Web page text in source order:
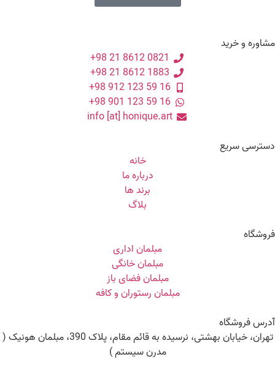
مشاوره و خرید
0821 8612 21 98+
1883 8612 21 98+
16 59 123 912 98+
16 59 123 901 98+
info [at] honique.art
دسترسی سریع
خانه
درباره ما
برند ها
بلاگ
فروشگاه
مبلمان اداری
مبلمان خانگی
مبلمان فضای باز
مبلمان رستوران و کافه
آدرس فروشگاه
تهران، خیابان بهشتی، نرسیده به قائم مقام، پلاک 390، مبلمان هونیک (
مدرن سیستم )